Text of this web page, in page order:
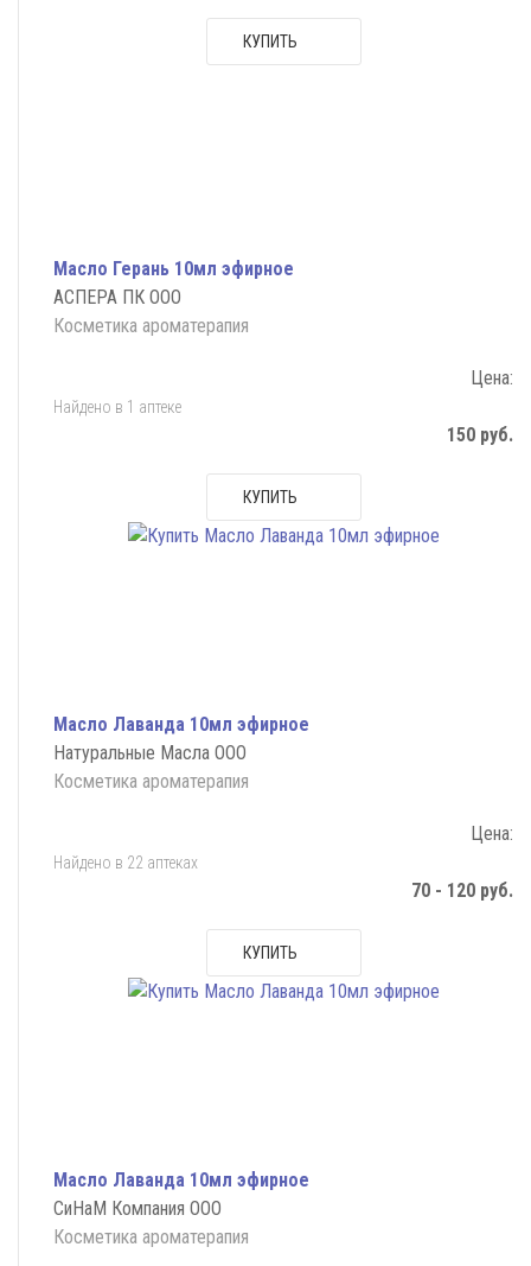
КУПИТЬ
Масло Герань 10мл эфирное
АСПЕРА ПК ООО
Косметика ароматерапия
Цена:
Найдено в 1 аптеке
150 руб.
КУПИТЬ
Масло Лаванда 10мл эфирное
Натуральные Масла ООО
Косметика ароматерапия
Цена:
Найдено в 22 аптеках
70 - 120 руб.
КУПИТЬ
Масло Лаванда 10мл эфирное
СиНаМ Компания ООО
Косметика ароматерапия